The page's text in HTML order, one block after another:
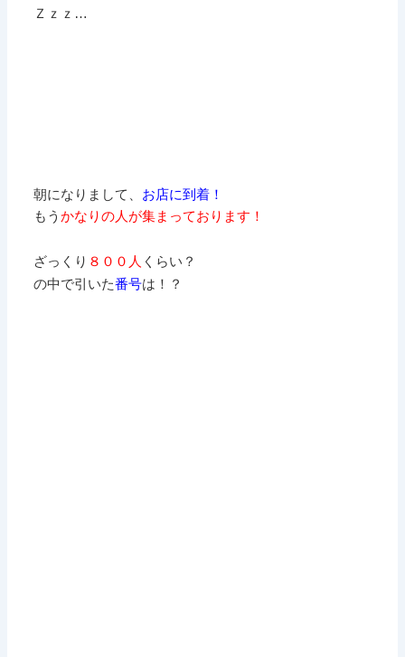
Ｚｚｚ…
朝になりまして、 お店に到着！
もうかなりの人が集まっております！
ざっくり ８００人 くらい？
の中で引いた番号は！？